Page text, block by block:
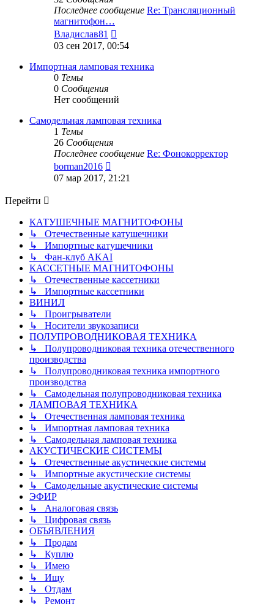
Последнее сообщение Re: Трансляционный
магнитофон…
Владислав81
к
сообщению
03 сен 2017, 00:54
Импортная ламповая техника
0 Темы
0 Сообщения
Нет сообщений
Самодельная ламповая техника
1 Темы
26 Сообщения
Последнее сообщение Re: Фонокорректор
borman2016
к
07 мар 2017, 21:21
Перейти
КАТУШЕЧНЫЕ МАГНИТОФОНЫ
↳ Отечественные катушечники
↳ Импортные катушечники
↳ Фан-клуб AKAI
КАССЕТНЫЕ МАГНИТОФОНЫ
↳ Отечественные кассетники
↳ Импортные кассетники
ВИНИЛ
↳ Проигрыватели
↳ Носители звукозаписи
ПОЛУПРОВОДНИКОВАЯ ТЕХНИКА
↳ Полупроводниковая техника отечественного
производства
↳ Полупроводниковая техника импортного
производства
↳ Самодельная полупроводниковая техника
ЛАМПОВАЯ ТЕХНИКА
↳ Отечественная ламповая техника
↳ Импортная ламповая техника
↳ Самодельная ламповая техника
АКУСТИЧЕСКИЕ СИСТЕМЫ
↳ Отечественные акустические системы
↳ Импортные акустические системы
↳ Самодельные акустические системы
ЭФИР
↳ Аналоговая связь
↳ Цифровая связь
ОБЪЯВЛЕНИЯ
↳ Продам
↳ Куплю
↳ Имею
↳ Ищу
↳ Отдам
↳ Ремонт